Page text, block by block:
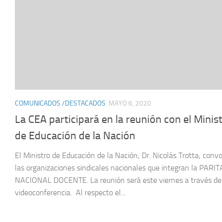
COMUNICADOS /DESTACADOS MAYO 6, 2020
La CEA participará en la reunión con el
de Educación de la Nación
El Ministro de Educación de la Nación; Dr. Nicolás Trotta;
las organizaciones sindicales nacionales que integran la
NACIONAL DOCENTE. La reunión será este viernes a través de
videoconferencia. Al respecto el...